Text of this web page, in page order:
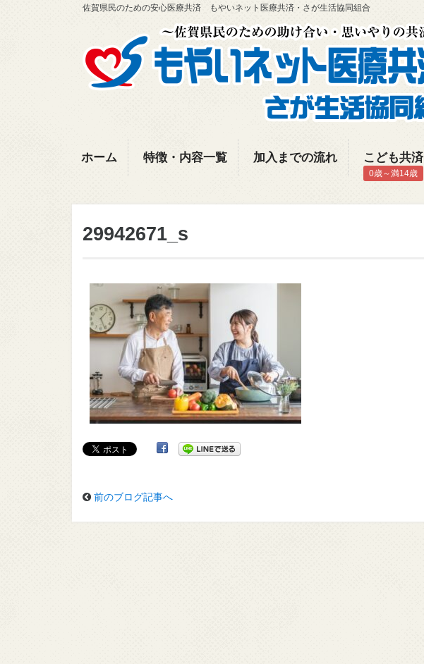
佐賀県民のための安心医療共済 もやいネット医療共済・さが生活協同組合
ホーム 特徴・内容一覧 加入までの流れ こども共済
0歳～満14歳
29942671_s
前のブログ記事へ